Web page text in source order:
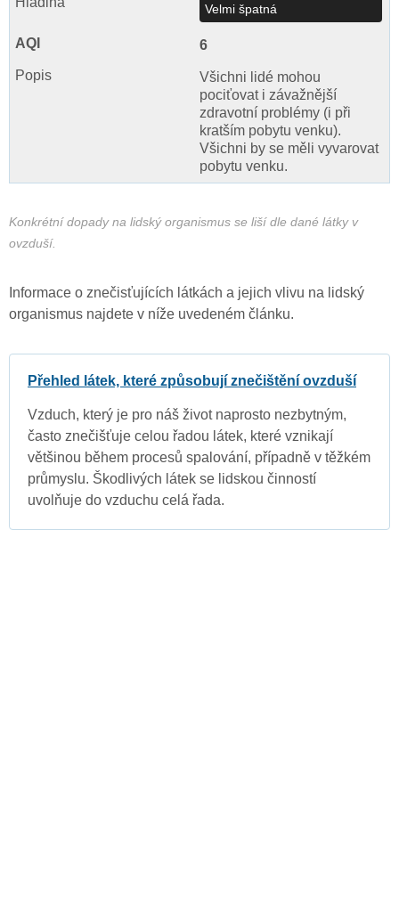
Velmi špatná
6
Všichni lidé mohou
pociťovat i závažnější
zdravotní problémy (i při
kratším pobytu venku).
Všichni by se měli vyvarovat
pobytu venku.
Konkrétní dopady na lidský organismus se liší dle dané látky v
ovzduší.
Informace o znečisťujících látkách a jejich vlivu na lidský
organismus najdete v níže uvedeném článku.
Přehled látek, které způsobují znečištění ovzduší
Vzduch, který je pro náš život naprosto nezbytným,
často znečišťuje celou řadou látek, které vznikají
většinou během procesů spalování, případně v těžkém
průmyslu. Škodlivých látek se lidskou činností
uvolňuje do vzduchu celá řada.